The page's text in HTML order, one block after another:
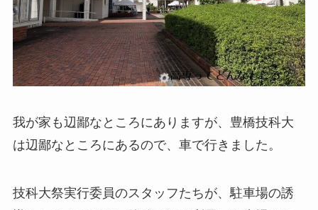
我が家も辺鄙なところにありますが、豊橋技科大
は辺鄙なところにあるので、車で行きました。
技科大祭実行委員のスタッフたちが、駐車場の誘